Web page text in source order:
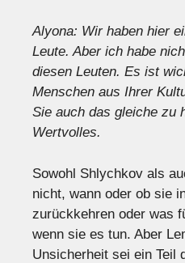
Alyona: Wir haben hier
Leute. Aber ich habe
diesen Leuten. Es ist
Menschen aus Ihrer
Sie auch das gleiche zu
Wertvolles.
Sowohl Shlychkov als
nicht, wann oder ob sie
zurückkehren oder was
wenn sie es tun. Aber
Unsicherheit sei ein Teil